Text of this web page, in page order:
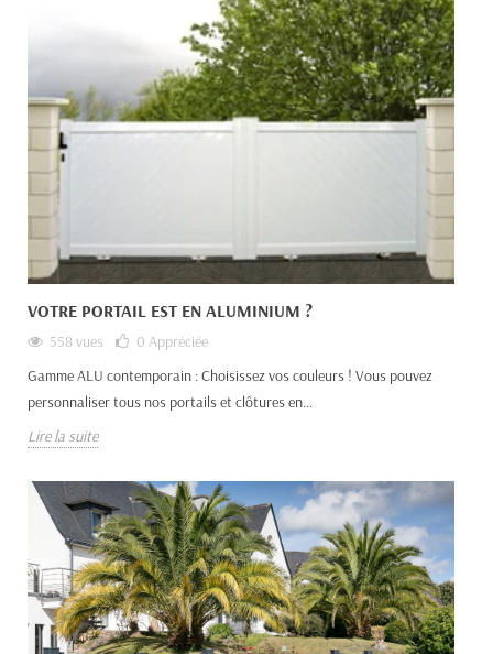
VOTRE PORTAIL EST EN ALUMINIUM ?
558 vues 0 Appréciée
Gamme ALU contemporain : Choisissez vos couleurs ! Vous pouvez
personnaliser tous nos portails et clôtures en...
Lire la suite